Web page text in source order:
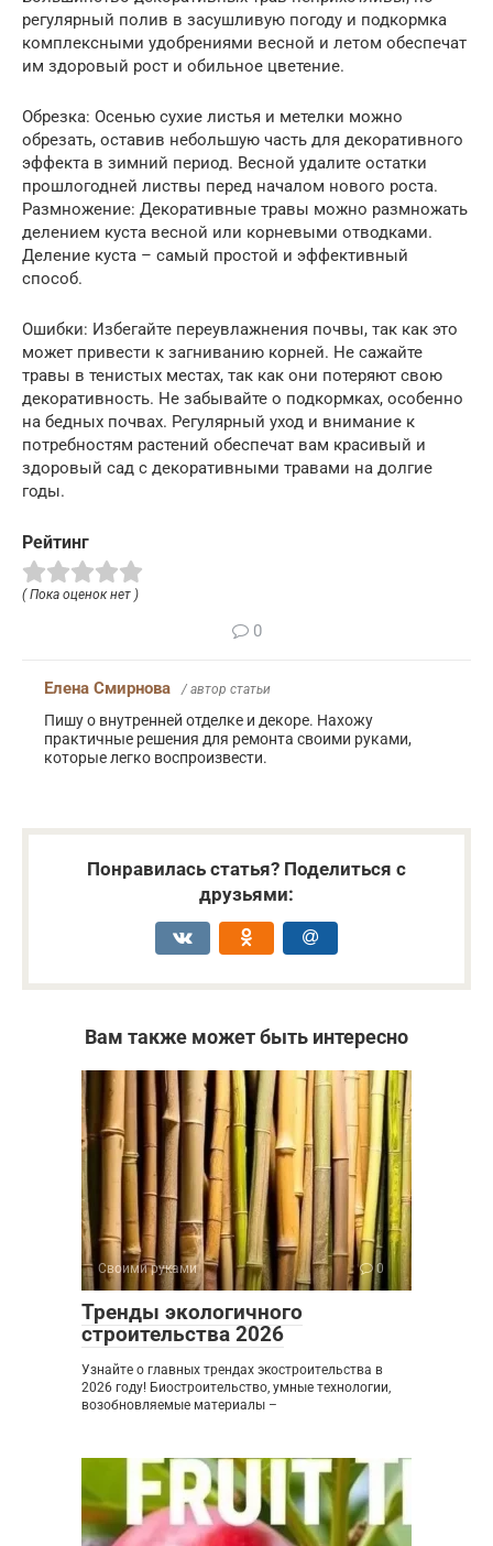
регулярный полив в засушливую погоду и подкормка
комплексными удобрениями весной и летом обеспечат
им здоровый рост и обильное цветение.
Обрезка: Осенью сухие листья и метелки можно
обрезать, оставив небольшую часть для декоративного
эффекта в зимний период. Весной удалите остатки
прошлогодней листвы перед началом нового роста.
Размножение: Декоративные травы можно размножать
делением куста весной или корневыми отводками.
Деление куста – самый простой и эффективный
способ.
Ошибки: Избегайте переувлажнения почвы, так как это
может привести к загниванию корней. Не сажайте
травы в тенистых местах, так как они потеряют свою
декоративность. Не забывайте о подкормках, особенно
на бедных почвах. Регулярный уход и внимание к
потребностям растений обеспечат вам красивый и
здоровый сад с декоративными травами на долгие
годы.
Рейтинг
( Пока оценок нет )
0
Елена Смирнова / автор статьи
Пишу о внутренней отделке и декоре. Нахожу
практичные решения для ремонта своими руками,
которые легко воспроизвести.
Понравилась статья? Поделиться с
друзьями:
Вам также может быть интересно
Своими руками 0
Тренды экологичного
строительства 2026
Узнайте о главных трендах экостроительства в
2026 году! Биостроительство, умные технологии,
возобновляемые материалы –